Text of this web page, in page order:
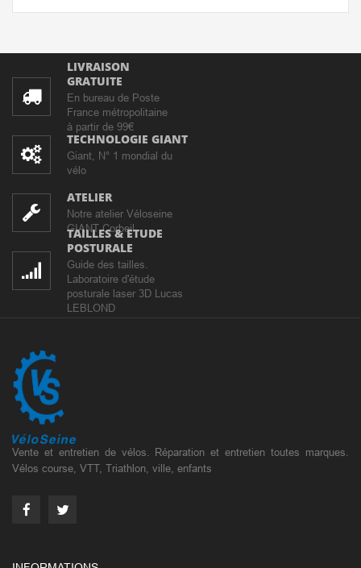
LIVRAISON
GRATUITE
En bureau de Poste
France métropolitaine
à partir de 99€
TECHNOLOGIE GIANT
Giant, N° 1 mondial du
vélo
ATELIER
Notre atelier Véloseine
GIANT Corbeil
TAILLES & ETUDE
POSTURALE
Guide des tailles.
Laboratoire d'étude
posturale laser 3D Lucas
LEBLOND
Vente et entretien de vélos. Réparation et entretien toutes marques.
Vélos course, VTT, Triathlon, ville, enfants